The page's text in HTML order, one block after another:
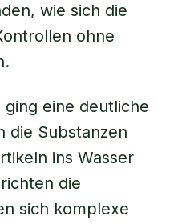
wie sich die
ohne
eine deutliche
die Substanzen
ins Wasser
die
sich komplexe